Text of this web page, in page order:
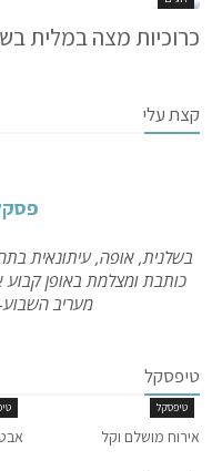
כרוכיות מצה במלית
קצת עלי
בשלנית, אופה, עיתונאית
כותבת ומצלמת באופן
מעריב השבוע-
טיפסקל
טיפסקל
אירוח מושלם וקל